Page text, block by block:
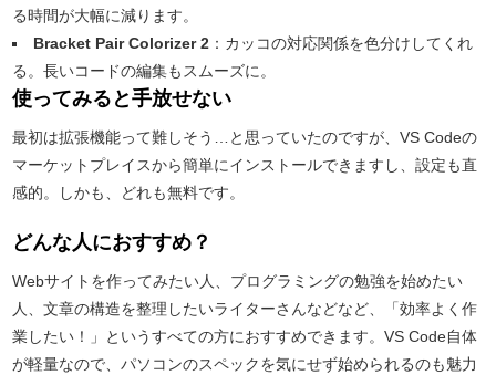
る時間が大幅に減ります。
Bracket Pair Colorizer 2 ：カッコの対応関係を色分けしてくれ
る。長いコードの編集もスムーズに。
使ってみると手放せない
最初は拡張機能って難しそう…と思っていたのですが、VS Codeの
マーケットプレイスから簡単にインストールできますし、設定も直
感的。しかも、どれも無料です。
どんな人におすすめ？
Webサイトを作ってみたい人、プログラミングの勉強を始めたい
人、文章の構造を整理したいライターさんなどなど、「効率よく作
業したい！」というすべての方におすすめできます。VS Code自体
が軽量なので、パソコンのスペックを気にせず始められるのも魅力